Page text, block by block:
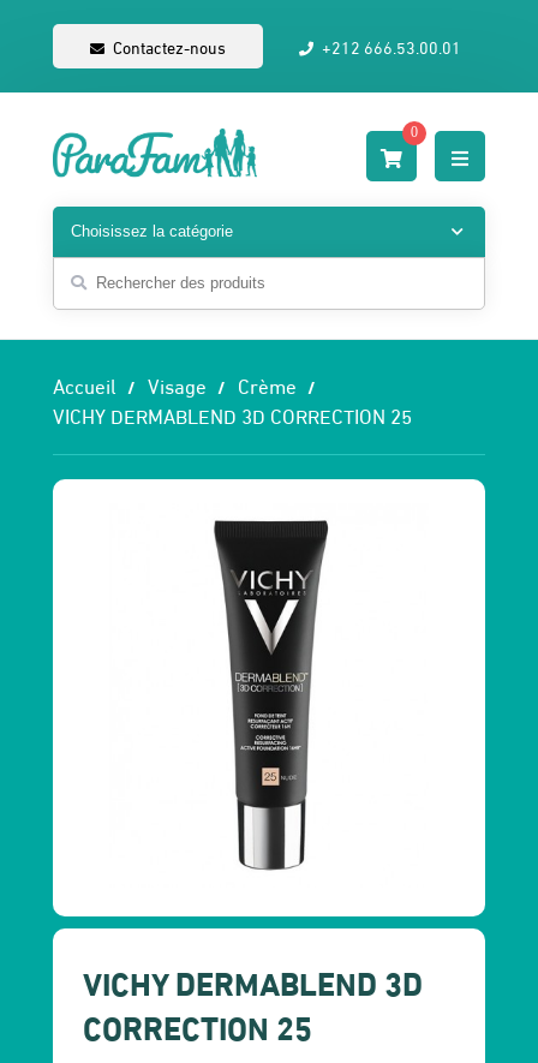
Contactez-nous +212 666.53.00.01
0
Accueil Visage
Crème
VICHY DERMABLEND 3D CORRECTION 25
VICHY DERMABLEND 3D
CORRECTION 25